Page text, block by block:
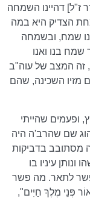
ז"ל] דהיינו השמחה
הצדיק היא במה
שמח, ובשמחה
בנו ואנו
זה המצב של עוה"ב
מזיו השכינה, שהם
ופעמים שהייתי
שם שהרב'ה היה
מסתובב בדביקות
עיניו בו
לתאר. מה פשר
פְּנֵי מֶלֶךְ חַיִּים",